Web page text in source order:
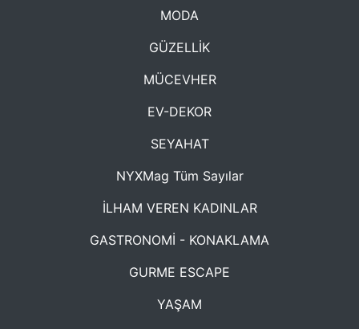
MODA
GÜZELLİK
MÜCEVHER
EV-DEKOR
SEYAHAT
NYXMag Tüm Sayılar
İLHAM VEREN KADINLAR
GASTRONOMİ - KONAKLAMA
GURME ESCAPE
YAŞAM